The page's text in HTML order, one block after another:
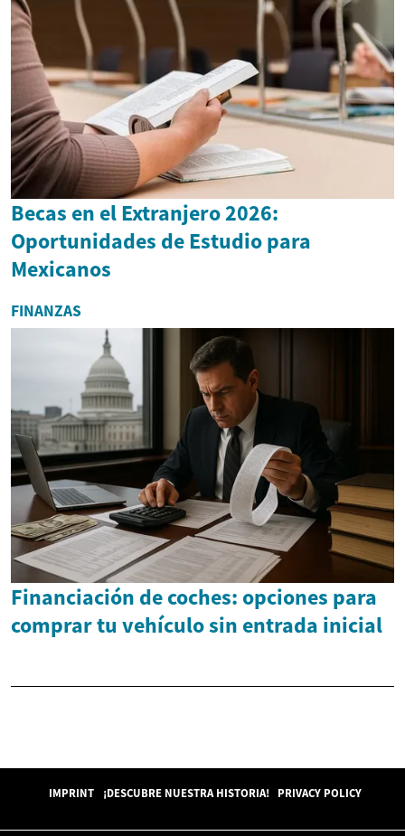
Becas en el Extranjero 2026:
Oportunidades de Estudio para
Mexicanos
FINANZAS
Financiación de coches: opciones para
comprar tu vehículo sin entrada inicial
IMPRINT ¡DESCUBRE NUESTRA HISTORIA! PRIVACY POLICY